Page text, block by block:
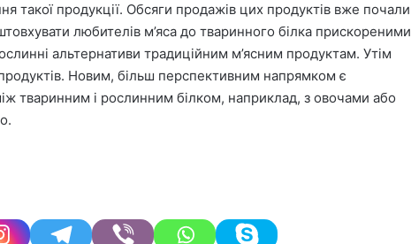
такої продукції. Обсяги продажів цих продуктів вже почали
любителів м’яса до тваринного білка прискореними
альтернативи традиційним м’ясним продуктам. Утім
Новим, більш перспективним напрямком є
тваринним і рослинним білком, наприклад, з овочами або